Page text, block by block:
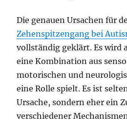
Die genauen Ursachen für
Zehenspitzengang bei
vollständig geklärt. Es wird
eine Kombination aus
motorischen und
eine Rolle spielt. Es ist
Ursache, sondern eher ein
verschiedener